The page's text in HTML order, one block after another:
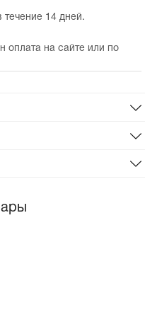
течение 14 дней.
оплата на сайте или по